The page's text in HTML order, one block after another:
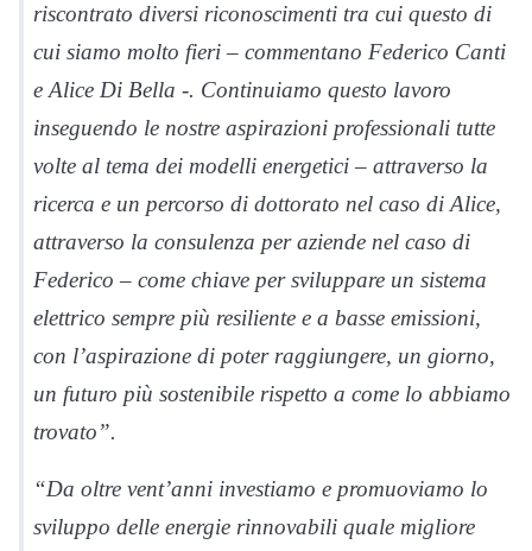
riscontrato diversi riconoscimenti tra cui questo di
cui siamo molto fieri – commentano Federico Canti
e Alice Di Bella -. Continuiamo questo lavoro
inseguendo le nostre aspirazioni professionali tutte
volte al tema dei modelli energetici – attraverso la
ricerca e un percorso di dottorato nel caso di Alice,
attraverso la consulenza per aziende nel caso di
Federico – come chiave per sviluppare un sistema
elettrico sempre più resiliente e a basse emissioni,
con l’aspirazione di poter raggiungere, un giorno,
un futuro più sostenibile rispetto a come lo abbiamo
trovato”.
“Da oltre vent’anni investiamo e promuoviamo lo
sviluppo delle energie rinnovabili quale migliore